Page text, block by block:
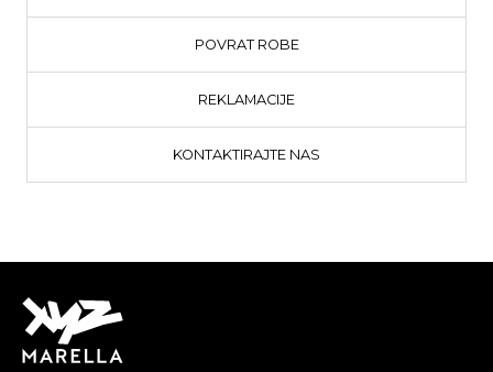
POVRAT ROBE
REKLAMACIJE
KONTAKTIRAJTE NAS